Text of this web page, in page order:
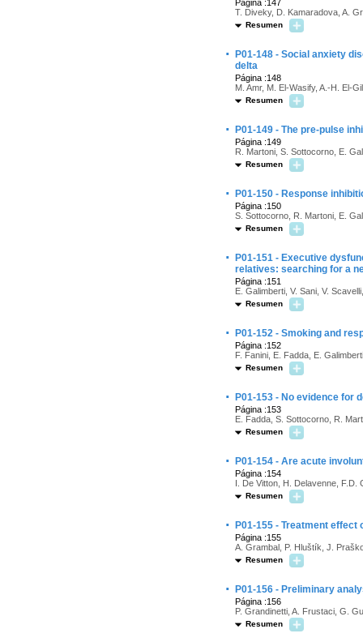
Página :147
T. Diveky, D. Kamaradova, A.
Resumen
·
P01-148 - Social anxiety
delta
Página :148
M. Amr, M. El-Wasify, A.-H. El-
Resumen
· P01-149 - The pre-pulse
Página :149
R. Martoni, S. Sottocorno, E.
Resumen
· P01-150 - Response
Página :150
S. Sottocorno, R. Martoni, E.
Resumen
·
P01-151 - Executive
relatives: searching for a
Página :151
E. Galimberti, V. Sani, V.
Resumen
· P01-152 - Smoking and
Página :152
F. Fanini, E. Fadda, E.
Resumen
· P01-153 - No evidence for
Página :153
E. Fadda, S. Sottocorno, R.
Resumen
· P01-154 - Are acute
Página :154
I. De Vitton, H. Delavenne, F.D.
Resumen
· P01-155 - Treatment
Página :155
A. Grambal, P. Hluštík, J.
Resumen
· P01-156 - Preliminary
Página :156
P. Grandinetti, A. Frustaci, G.
Resumen